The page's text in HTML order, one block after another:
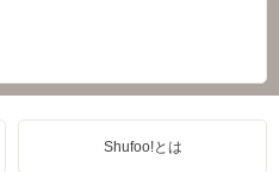
Shufoo!とは